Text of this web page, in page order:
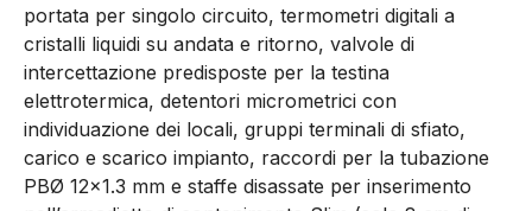
portata per singolo circuito, termometri digitali a
cristalli liquidi su andata e ritorno, valvole di
intercettazione predisposte per la testina
elettrotermica, detentori micrometrici con
individuazione dei locali, gruppi terminali di sfiato,
carico e scarico impianto, raccordi per la tubazione
PBØ 12×1.3 mm e staffe disassate per inserimento